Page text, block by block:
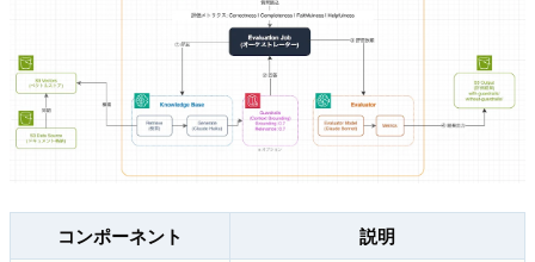
コンポーネント 説明